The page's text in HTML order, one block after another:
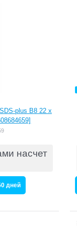
plus B8 22 x
насчет
дней